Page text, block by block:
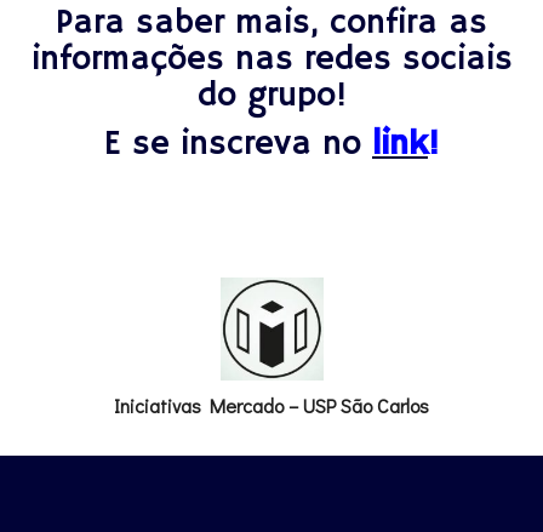
Para saber mais, confira as
informações nas redes sociais
do grupo!
E se inscreva no link!
Iniciativas Mercado – USP São Carlos